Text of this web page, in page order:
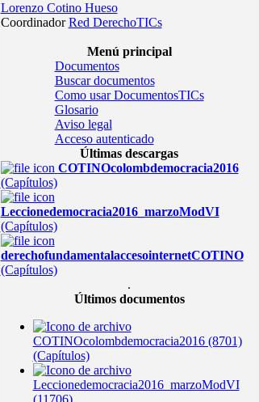
Lorenzo Cotino Hueso
CoordinadorRed DerechoTICs
Menú principal
Documentos
Buscar documentos
Como usar DocumentosTICs
Glosario
Aviso legal
Acceso autenticado
Últimas descargas
COTINOcolombdemocracia2016
(Capítulos)
Leccionedemocracia2016_marzoModVI
(Capítulos)
derechofundamentalaccesointernetCOTINO
(Capítulos)
.
Últimos documentos
COTINOcolombdemocracia2016 (8701)
(Capítulos)
Leccionedemocracia2016_marzoModVI
(11706)